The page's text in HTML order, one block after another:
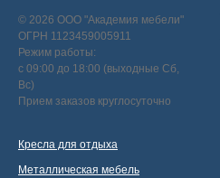
© 2026 ООО "Академия мебели"
ОГРН 1123459005911
Режим работы:
с 09:00 до 18:00 (выходные Сб,
Вс)
Прием заказов круглосуточно
Кресла для отдыха
Металлическая мебель